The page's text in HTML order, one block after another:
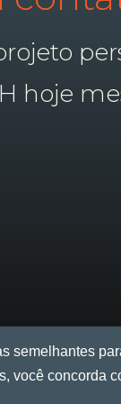
hoje
semelhantes
você concorda